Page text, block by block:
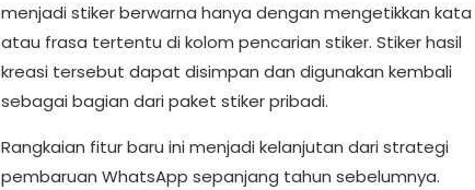
menjadi stiker berwarna hanya dengan mengetikkan kata
atau frasa tertentu di kolom pencarian stiker. Stiker hasil
kreasi tersebut dapat disimpan dan digunakan kembali
sebagai bagian dari paket stiker pribadi.
Rangkaian fitur baru ini menjadi kelanjutan dari strategi
pembaruan WhatsApp sepanjang tahun sebelumnya.